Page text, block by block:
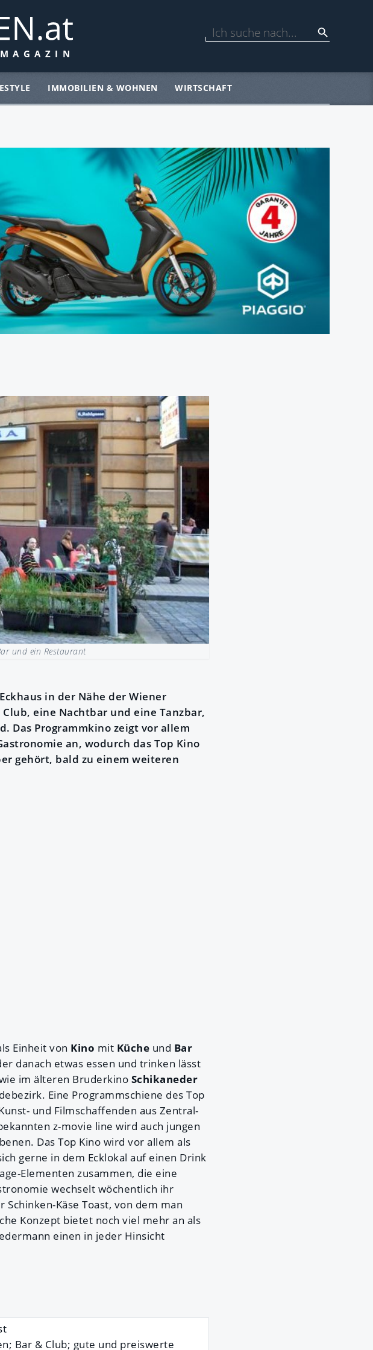
IMMOBILIEN & WOHNEN WIRTSCHAFT
und ein Restaurant
in der Nähe der Wiener
eine Nachtbar und eine Tanzbar,
Das Programmkino zeigt vor allem
an, wodurch das Top Kino
gehört, bald zu einem weiteren
Einheit von Kino mit Küche und Bar
danach etwas essen und trinken lässt
im älteren Bruderkino Schikaneder
Eine Programmschiene des Top
und Filmschaffenden aus Zentral-
z-movie line wird auch jungen
Das Top Kino wird vor allem als
gerne in dem Ecklokal auf einen Drink
Elementen zusammen, die eine
wechselt wöchentlich ihr
Käse Toast, von dem man
Konzept bietet noch viel mehr an als
einen in jeder Hinsicht
Bar & Club; gute und preiswerte